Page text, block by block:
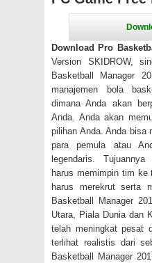
Download Pro
Version SKIDROW,
Basketball Manager
manajemen bola
dimana Anda akan
Anda. Anda akan
pilihan Anda. Anda bisa
para pemula atau
legendaris.
harus memimpin tim ke
harus merekrut serta
Basketball Manager
Utara, Piala Dunia dan
telah meningkat pesat
terlihat realistis dari
Basketball Manager